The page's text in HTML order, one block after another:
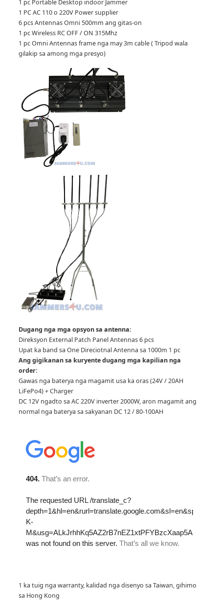
1 pc Portable Desktop indoor Jammer
1 PC AC 110 o 220V Power supplier
6 pcs Antennas Omni 500mm ang gitas-on
1 pc Wireless RC OFF / ON 315Mhz
1 pc Omni Antennas frame nga may 3m cable ( Tripod wala
gilakip sa among mga presyo)
Dugang nga mga opsyon sa antenna:
Direksyon External Patch Panel Antennas 6 pcs
Upat ka band sa One Direciotnal Antenna sa 1000m 1 pc
Ang gigikanan sa kuryente dugang mga kapilian nga
order:
Gawas nga baterya nga magamit usa ka oras (24V / 20AH
LiFePo4) + Charger
DC 12V ngadto sa AC 220V inverter 2000W, aron magamit ang
normal nga baterya sa sakyanan DC 12 / 80-100AH
1 ka tuig nga warranty, kalidad nga disenyo sa Taiwan, gihimo
sa Hong Kong